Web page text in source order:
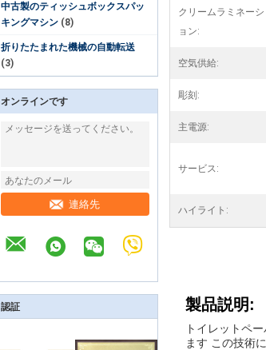
中古製のティッシュボックスパッ
キングマシン (8)
折りたたまれた機械の自動転送
(3)
オンラインです
連絡先
認証
クリームラミネーシ
ョン:
空気供給:
彫刻:
主電源:
サービス:
ハイライト:
製品説明:
トイレットペ
ます この技術